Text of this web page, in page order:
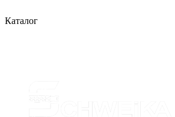
Каталог